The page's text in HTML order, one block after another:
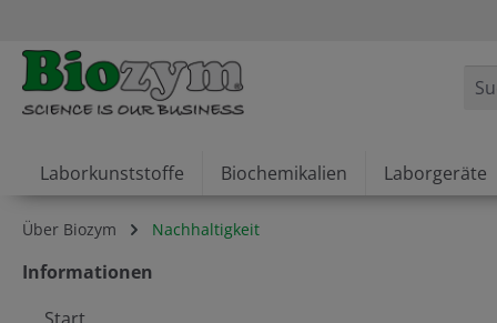
Laborkunststoffe Biochemikalien Laborgeräte
Über Biozym Nachhaltigkeit
Informationen